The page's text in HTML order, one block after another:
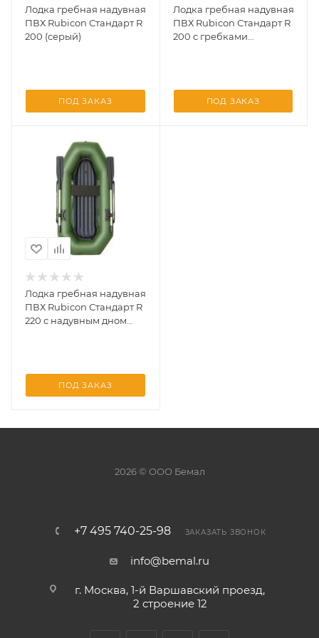
Лодка гребная надувная
ПВХ Rubicon Стандарт R
200 (серый)
ПОД ЗАКАЗ
Лодка гребная надувная
ПВХ Rubicon Стандарт R
200 с гребками
ПОД ЗАКАЗ
Лодка гребная надувная
ПВХ Rubicon Стандарт R
220 с надувным дном
ПОД ЗАКАЗ
2026 © ООО Бемал
+7 495 740-25-98 ЗАКАЗАТЬ ЗВОНОК
info@bemal.ru
г. Москва, 1-й Варшавский проезд,
2 строение 12